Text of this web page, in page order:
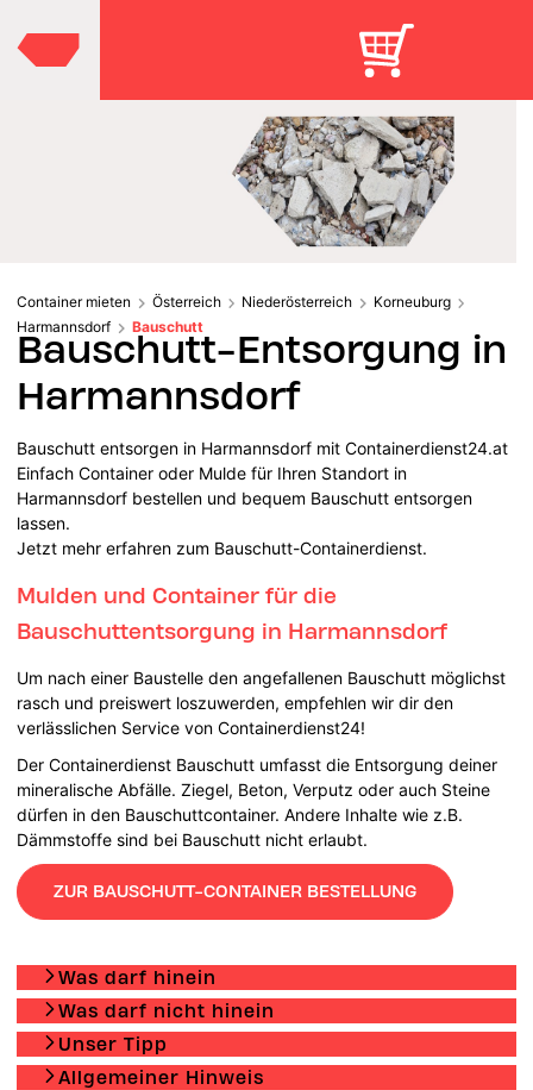
Container mieten Österreich Niederösterreich
Korneuburg
Harmannsdorf
Bauschutt
Bauschutt-Entsorgung in
Harmannsdorf
Bauschutt entsorgen in Harmannsdorf mit Containerdienst24.at
Einfach Container oder Mulde für Ihren Standort in
Harmannsdorf bestellen und bequem Bauschutt entsorgen
lassen.
Jetzt mehr erfahren zum Bauschutt-Containerdienst.
Mulden und Container für die
Bauschuttentsorgung in Harmannsdorf
Um nach einer Baustelle den angefallenen Bauschutt möglichst
rasch und preiswert loszuwerden, empfehlen wir dir den
verlässlichen Service von Containerdienst24!
Der Containerdienst Bauschutt umfasst die Entsorgung deiner
mineralische Abfälle. Ziegel, Beton, Verputz oder auch Steine
dürfen in den Bauschuttcontainer. Andere Inhalte wie z.B.
Dämmstoffe sind bei Bauschutt nicht erlaubt.
ZUR BAUSCHUTT-CONTAINER BESTELLUNG
Was darf hinein
Was darf nicht hinein
Unser Tipp
Allgemeiner Hinweis